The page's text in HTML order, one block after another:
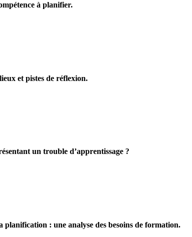
à planifier.
et pistes de réflexion.
un trouble d’apprentissage ?
planification : une analyse des besoins de formation.